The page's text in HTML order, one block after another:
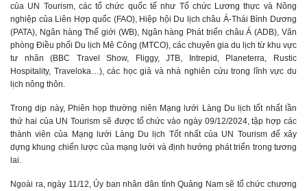
của UN Tourism, các tổ chức quốc tế như Tổ chức Lương thực và Nông
nghiệp của Liên Hợp quốc (FAO), Hiệp hội Du lịch châu Á-Thái Bình Dương
(PATA), Ngân hàng Thế giới (WB), Ngân hàng Phát triển châu Á (ADB), Văn
phòng Điều phối Du lịch Mê Công (MTCO), các chuyên gia du lịch từ khu vực
tư nhân (BBC Travel Show, Fliggy, JTB, Intrepid, Planeterra, Rustic
Hospitality, Traveloka…), các học giả và nhà nghiên cứu trong lĩnh vực du
lịch nông thôn.
Trong dịp này, Phiên họp thường niên Mạng lưới Làng Du lịch tốt nhất lần
thứ hai của UN Tourism sẽ được tổ chức vào ngày 09/12/2024, tập hợp các
thành viên của Mạng lưới Làng Du lịch Tốt nhất của UN Tourism để xây
dựng khung chiến lược của mạng lưới và định hướng phát triển trong tương
lai.
Ngoài ra, ngày 11/12, Ủy ban nhân dân tỉnh Quảng Nam sẽ tổ chức chương